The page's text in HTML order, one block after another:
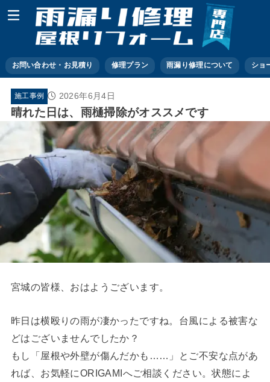
お問い合わせ・お見積り 修理プラン 雨漏り修理について ショ
施工事例 2026年6月4日
晴れた日は、雨樋掃除がオススメです
宮城の皆様、おはようございます。
昨日は横殴りの雨が凄かったですね。台風による被害な
どはございませんでしたか？
もし「屋根や外壁が傷んだかも……」とご不安な点があ
れば、お気軽にORIGAMIへご相談ください。状態によ